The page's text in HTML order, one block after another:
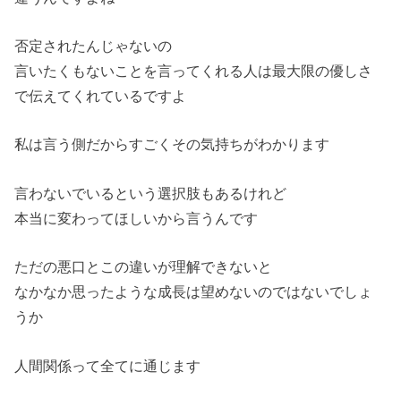
否定されたんじゃないの
言いたくもないことを言ってくれる人は最大限の優しさ
で伝えてく れているですよ
私は言う側だからすごくその気持ちがわかります
言わないでいるという選択肢もあるけれど
本当に変わってほしいから言うんです
ただの悪口とこの違いが理解できないと
なかなか思ったような成長は望めないのではないでしょ
うか
人間関係って全てに通じます